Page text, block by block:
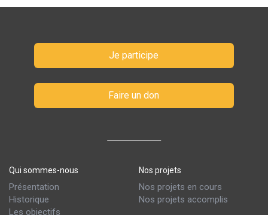
Je participe
Faire un don
Qui sommes-nous
Présentation
Historique
Les objectifs
Nos projets
Nos projets en cours
Nos projets accomplis